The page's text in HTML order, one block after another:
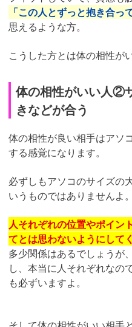
「この人とずっと抱き合っ
思えるような方。
こうした方とは体の相性が
体の相性がいい人②
きなどが合う
体の相性が良い相手はアソ
する感覚になります。
必ずしもアソコのサイズの
いうものではありませんよ。
人それぞれの位置やポイン
てとは思わないようにして
多少関係はあるでしょうが
し、本当に人それぞれなの
も必ずいますよ。